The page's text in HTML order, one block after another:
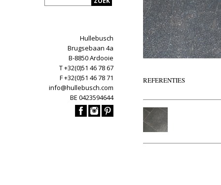
Hullebusch
Brugsebaan 4a
B-8850 Ardooie
T +32(0)51 46 78 67
F +32(0)51 46 78 71
info@hullebusch.com
BE 0423594644
REFERENTIES